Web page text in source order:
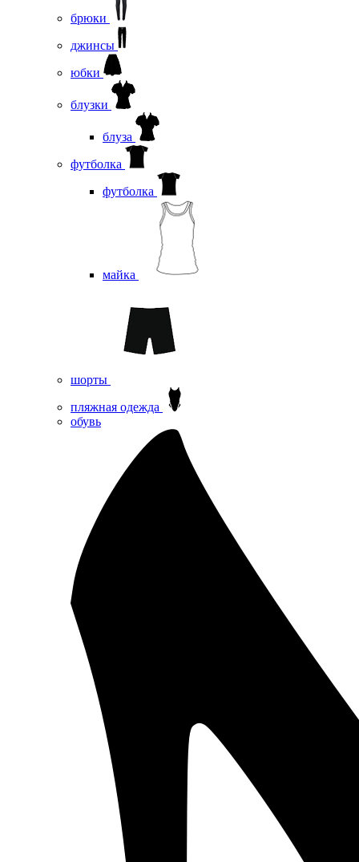
брюки
джинсы
юбки
блузки
блуза
футболка
футболка
майка
шорты
пляжная одежда
oбувь